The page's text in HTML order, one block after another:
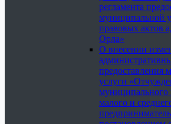
регламента
муниципальной
правовых актов
Орла»
О внесении
предоставления
услуги
муниципального
малого и